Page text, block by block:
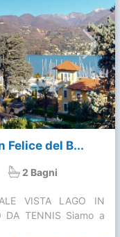
Felice del B...
2 Bagni
VISTA LAGO IN
DA TENNIS Siamo a